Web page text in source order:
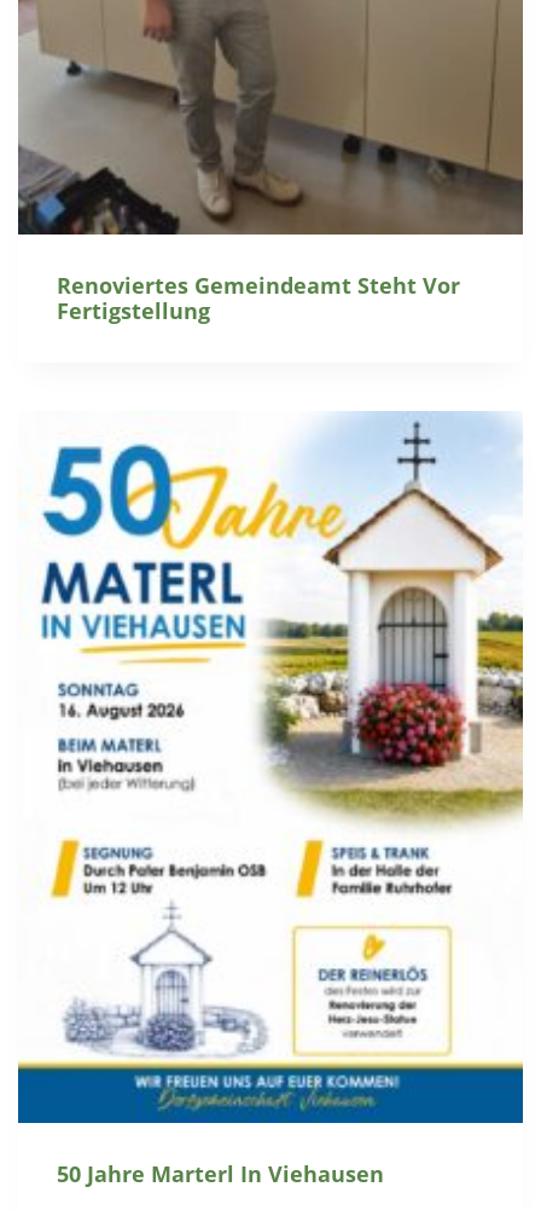
Renoviertes Gemeindeamt Steht Vor
Fertigstellung
50 Jahre Marterl In Viehausen